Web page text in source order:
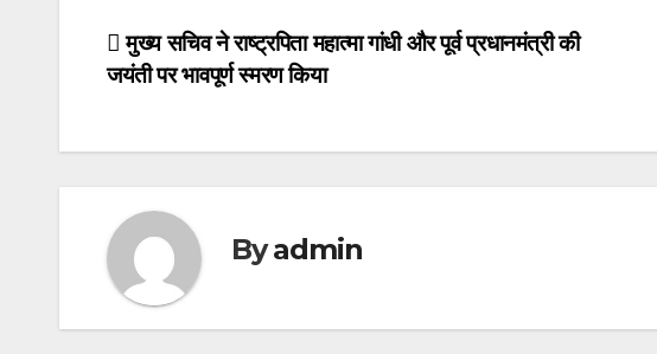
o
o
ia
Post
navigation
मुख्य सचिव ने राष्ट्रपिता महात्मा गांधी और पूर्व प्रधानमंत्री की
जयंती पर भावपूर्ण स्मरण किया
Byadmin